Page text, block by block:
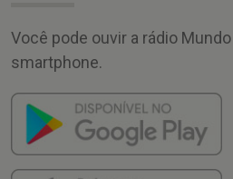
Você pode ouvir a rádio
smartphone.